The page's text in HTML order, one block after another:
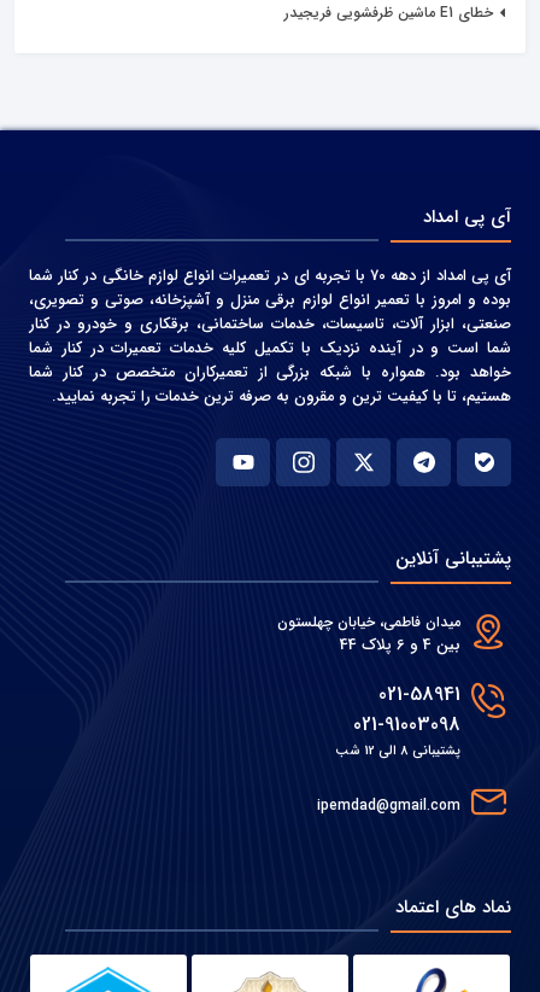
خطای E1 ماشین ظرفشویی فریجیدر
آی پی امداد
آی پی امداد از دهه 70 با تجربه ای در تعمیرات انواع لوازم خانگی در کنار شما
بوده و امروز با تعمیر انواع لوازم برقی منزل و آشپزخانه، صوتی و‌ تصویری،
صنعتی، ابزار آلات، تاسیسات، خدمات ساختمانی، برقکاری و خودرو در کنار
شما است و در آینده نزدیک با تکمیل کلیه خدمات تعمیرات در کنار شما
خواهد بود. همواره با شبکه بزرگی از تعمیرکاران متخصص در کنار شما
هستیم، تا با کیفیت ترین و مقرون به صرفه ترین خدمات را تجربه نمایید.
پشتیبانی آنلاین
میدان فاطمی، خیابان چهلستون
بین 4 و 6 پلاک 44
021-58941
021-91003098
پشتیبانی 8 الی 12 شب
ipemdad@gmail.com
نماد های اعتماد